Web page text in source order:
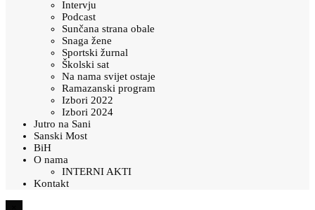
Intervju
Podcast
Sunčana strana obale
Snaga žene
Sportski žurnal
Školski sat
Na nama svijet ostaje
Ramazanski program
Izbori 2022
Izbori 2024
Jutro na Sani
Sanski Most
BiH
O nama
INTERNI AKTI
Kontakt